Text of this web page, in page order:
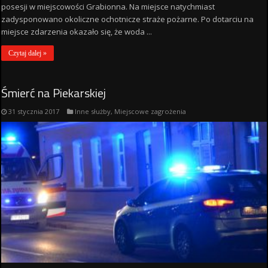
posesji w miejscowości Grabionna. Na miejsce natychmiast
zadysponowano okoliczne ochotnicze straże pożarne. Po dotarciu na
miejsce zdarzenia okazało się, że woda ...
Czytaj dalej »
Śmierć na Piekarskiej
31 stycznia 2017 Inne służby, Miejscowe zagrożenia